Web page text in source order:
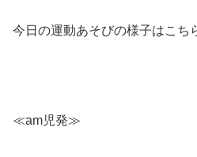
今日の運動あそびの様子はこち
≪am児発≫